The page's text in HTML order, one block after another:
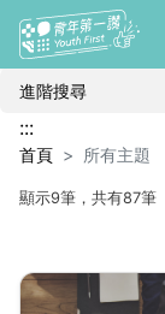
所有主題
進階搜尋
:::
首頁 所有主題
顯示9筆，共有87筆
搜尋結果